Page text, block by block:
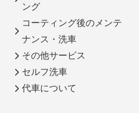
ング
コーティング後のメンテ
ナンス・洗車
その他サービス
セルフ洗車
代車について